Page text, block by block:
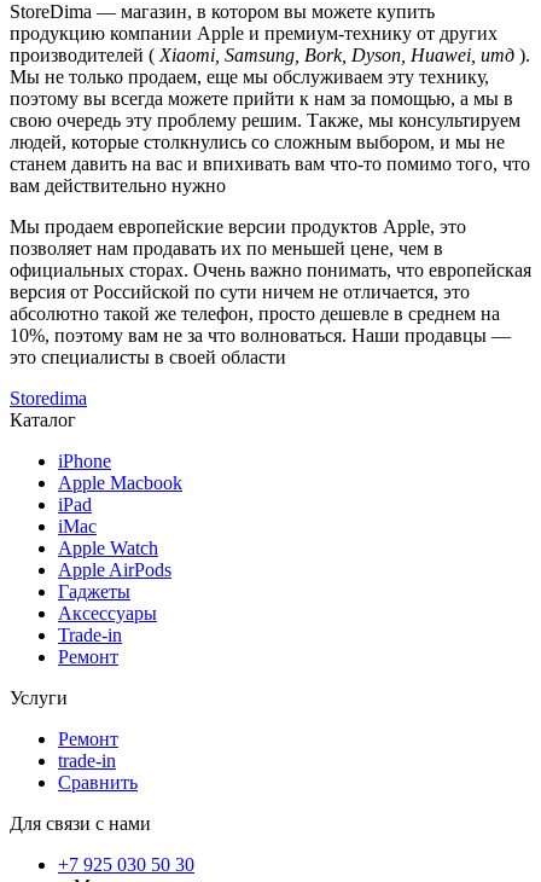
StoreDima — магазин, в котором вы можете купить
продукцию компании Apple и премиум-технику от других
производителей ( Xiaomi, Samsung, Bork, Dyson, Huawei, итд ).
Мы не только продаем, еще мы обслуживаем эту технику,
поэтому вы всегда можете прийти к нам за помощью, а мы в
свою очередь эту проблему решим. Также, мы консультируем
людей, которые столкнулись со сложным выбором, и мы не
станем давить на вас и впихивать вам что-то помимо того, что
вам действительно нужно
Мы продаем европейские версии продуктов Apple, это
позволяет нам продавать их по меньшей цене, чем в
официальных сторах. Очень важно понимать, что европейская
версия от Российской по сути ничем не отличается, это
абсолютно такой же телефон, просто дешевле в среднем на
10%, поэтому вам не за что волноваться. Наши продавцы —
это специалисты в своей области
Storedima
Каталог
iPhone
Apple Macbook
iPad
iMac
Apple Watch
Apple AirPods
Гаджеты
Аксессуары
Trade-in
Ремонт
Услуги
Ремонт
trade-in
Сравнить
Для связи с нами
+7 925 030 50 30